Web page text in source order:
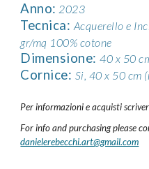
Anno: 2023
Tecnica: Acquerello e
gr/mq 100% cotone
Dimensione: 40 x 50
Cornice: Si, 40 x 50 cm
Per informazioni e acquisti
For info and purchasing please
danielerebecchi.art@gmail.com